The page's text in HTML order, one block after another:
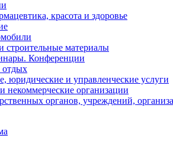
красота и здоровье
строительные материалы
Конференции
отдых
юридические и управленческие услуги
некоммерческие организации
органов, учреждений,